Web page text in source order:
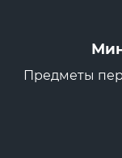
Предметы